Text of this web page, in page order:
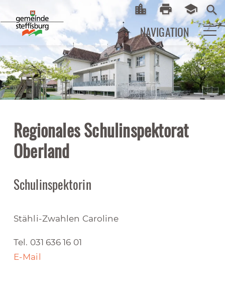
search
Startseite
location_city Print
print school
NAVIGATION
Regionales Schulinspektorat
Oberland
Schulinspektorin
Stähli-Zwahlen Caroline
Tel. 031 636 16 01
E-Mail